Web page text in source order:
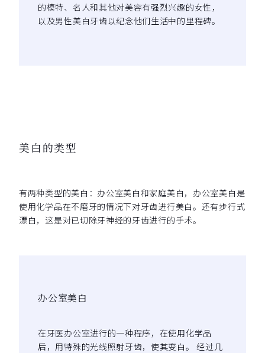
的模特、名人和其他对美容有强烈兴趣的女性，
以及男性美白牙齿以纪念他们生活中的里程碑。
美白的类型
有两种类型的美白：办公室美白和家庭美白，办公室美白是
使用化学品在不磨牙的情况下对牙齿进行美白。还有步行式
漂白，这是对已切除牙神经的牙齿进行的手术。
办公室美白
在牙医办公室进行的一种程序，在使用化学品
后，用特殊的光线照射牙齿，使其变白。 经过几